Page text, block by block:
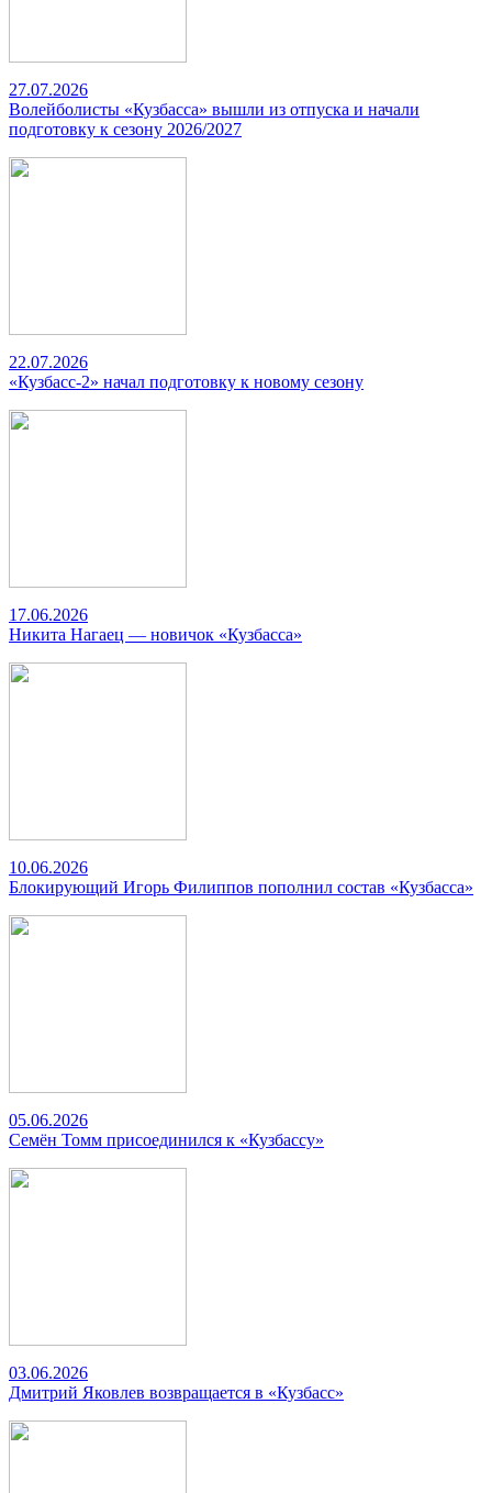
27.07.2026
Волейболисты «Кузбасса» вышли из отпуска и начали
подготовку к сезону 2026/2027
22.07.2026
«Кузбасс-2» начал подготовку к новому сезону
17.06.2026
Никита Нагаец — новичок «Кузбасса»
10.06.2026
Блокирующий Игорь Филиппов пополнил состав «Кузбасса»
05.06.2026
Семён Томм присоединился к «Кузбассу»
03.06.2026
Дмитрий Яковлев возвращается в «Кузбасс»